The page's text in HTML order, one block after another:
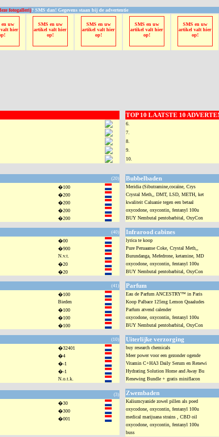
fotogallerij? SMS dan! Gegevens staan bij de advertentie
en uw
hier
SMS en uw
artikel valt hier
op!
SMS en uw
artikel valt hier
op!
SMS en uw
artikel valt hier
op!
SMS en uw
artikel valt hier
op!
TOP 10 LAATSTE 10
6.
7.
8.
9.
10.
(20)
�100
�200
�200
�200
�200
Bubbelbaden
Meridia (Sibutramine,cocaïne, Crys
Crystal Meth,, DMT, LSD, METH, ket
kwaliteit Caluanie tegen een betaal
oxycodone, oxycontin, fentanyl 100u
BUY Nembutal pentobarbital, OxyCon
(40)
�00
�900
N.v.t.
�20
�20
Infrarood cabines
lyrica te koop
Pure Peruaanse Coke, Crystal Meth,,
Burundanga, Mefedrone, ketamine, MD
oxycodone, oxycontin, fentanyl 100u
BUY Nembutal pentobarbital, OxyCon
(41)
�100
Bieden
�100
�100
�100
Parfum
Eau de Parfum ANCESTRY™ in Paris
Koop Palbace 125mg Lemon Quaaludes
Parfum atvend calender
oxycodone, oxycontin, fentanyl 100u
BUY Nembutal pentobarbital, OxyCon
(10)
�32401
�4
�-1
�-1
N.o.t.k.
Uiterlijke verzorging
buy research chemicals
Meer power voor een gezonder ogende
Vitamin C+HA3 Daily Serum en Renewi
Hydrating Solution Home and Away Bu
Renewing Bundle + gratis miniflacon
(3)
�30
�300
�001
Zwembaden
Kaliumcyanide zowel pillen als poed
oxycodone, oxycontin, fentanyl 100u
medical marijuana strains , CBD oil
oxycodone, oxycontin, fentanyl 100u
buss